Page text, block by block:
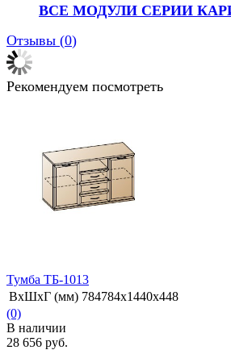
ВСЕ МОДУЛИ СЕРИИ
Отзывы (0)
Рекомендуем посмотреть
Тумба ТБ-1013
ВхШхГ (мм) 784784х1440х448
(0)
В наличии
28 656 руб.